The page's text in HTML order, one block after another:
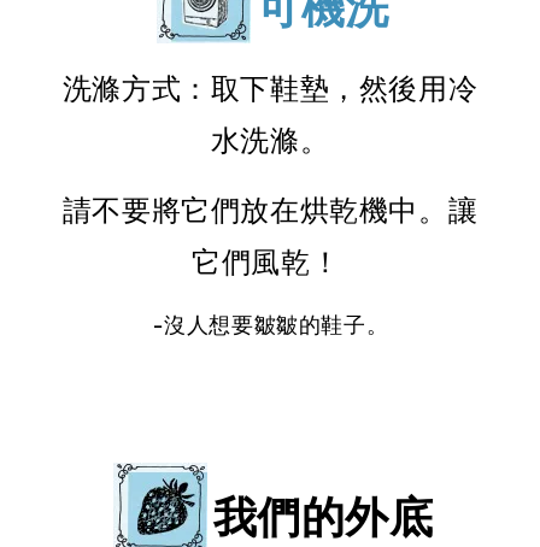
洗滌方式：取下鞋墊，然後用冷
水洗滌。
請不要將它們放在烘乾機中。讓
它們風乾！
-沒人想要皺皺的鞋子。
我們的外底